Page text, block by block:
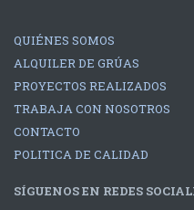
QUIÉNES SOMOS
ALQUILER DE GRÚAS
PROYECTOS REALIZADOS
TRABAJA CON NOSOTROS
CONTACTO
POLITICA DE CALIDAD
SÍGUENOS EN REDES